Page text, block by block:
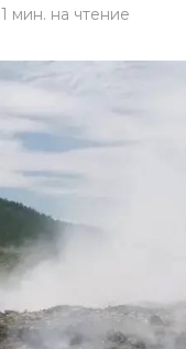
1 мин. на чтение